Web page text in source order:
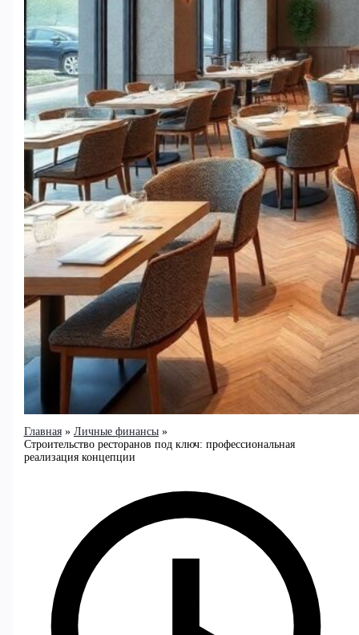
Главная
Личные финансы
Строительство ресторанов под ключ: профессиональная
реализация концепции